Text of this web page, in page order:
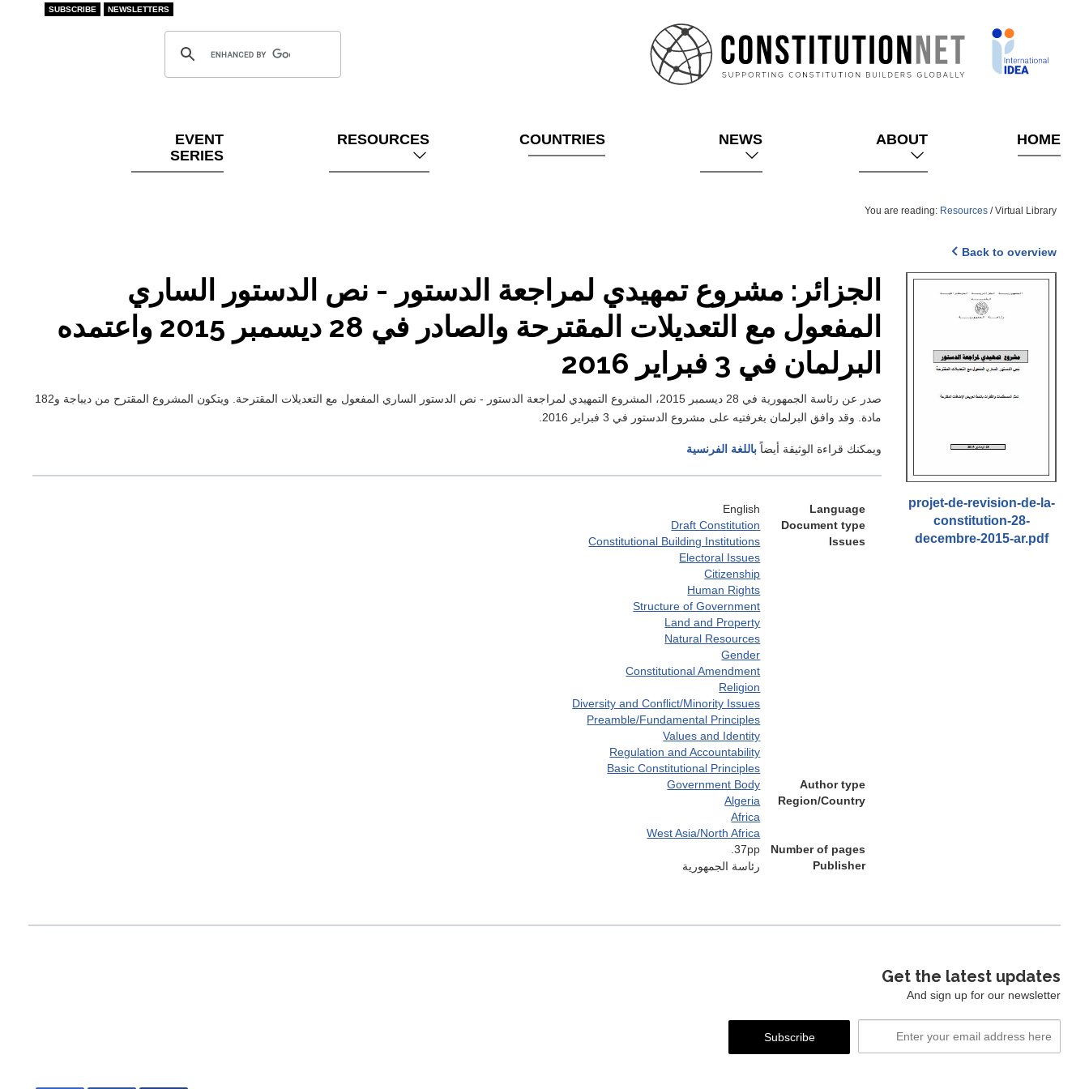
NEWSLETTERS
SUBSCRIBE
HOME
ABOUT
NEWS
COUNTRIES
RESOURCES
EVENT
SERIES
You are reading: Resources / Virtual Library
Back to overview
Cover
projet-de-revision-de-la-
constitution-28-
decembre-2015-ar.pdf
الجزائر: مشروع تمهيدي لمراجعة الدستور - نص الدستور الساري
المفعول مع التعديلات المقترحة والصادر في 28 ديسمبر 2015 واعتمده
البرلمان في 3 فبراير 2016
Blurb
صدر عن رئاسة الجمهورية في 28 ديسمبر 2015، المشروع التمهيدي لمراجعة الدستور - نص الدستور الساري المفعول مع التعديلات المقترحة. ويتكون المشروع المقترح من ديباجة و182
مادة. وقد وافق البرلمان بغرفتيه على مشروع الدستور في 3 فبراير 2016.
ويمكنك قراءة الوثيقة أيضاًباللغة الفرنسية
Language
English
Document type
Draft Constitution
Issues
Constitutional Building Institutions
Electoral Issues
Citizenship
Human Rights
Structure of Government
Land and Property
Natural Resources
Gender
Constitutional Amendment
Religion
Diversity and Conflict/Minority Issues
Preamble/Fundamental Principles
Values and Identity
Regulation and Accountability
Basic Constitutional Principles
Author type
Government Body
Region/Country
Algeria
Africa
West Asia/North Africa
Number of pages
37pp.
Publisher
رئاسة الجمهورية
Get the latest updates
And sign up for our newsletter
Email
Subscribe